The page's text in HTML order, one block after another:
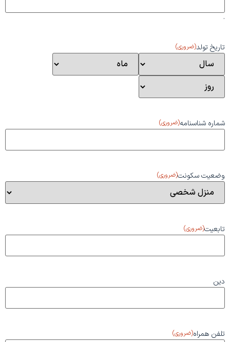
.
تاریخ تولد(ضروری)
شماره شناسنامه(ضروری)
وضعیت سکونت(ضروری)
تابعیت(ضروری)
دین
تلفن همراه(ضروری)